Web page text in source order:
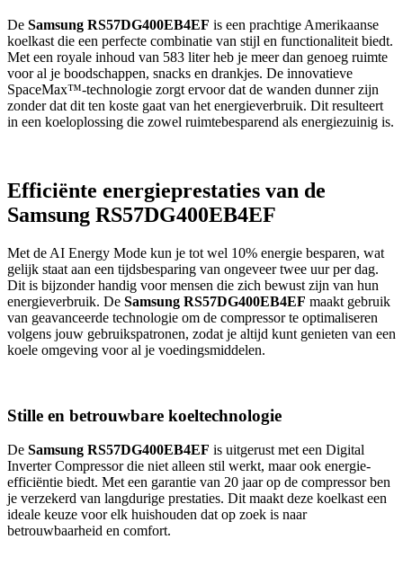
De Samsung RS57DG400EB4EF is een prachtige Amerikaanse
koelkast die een perfecte combinatie van stijl en functionaliteit biedt.
Met een royale inhoud van 583 liter heb je meer dan genoeg ruimte
voor al je boodschappen, snacks en drankjes. De innovatieve
SpaceMax™-technologie zorgt ervoor dat de wanden dunner zijn
zonder dat dit ten koste gaat van het energieverbruik. Dit resulteert
in een koeloplossing die zowel ruimtebesparend als energiezuinig is.
Efficiënte energieprestaties van de
Samsung RS57DG400EB4EF
Met de AI Energy Mode kun je tot wel 10% energie besparen, wat
gelijk staat aan een tijdsbesparing van ongeveer twee uur per dag.
Dit is bijzonder handig voor mensen die zich bewust zijn van hun
energieverbruik. De Samsung RS57DG400EB4EF maakt gebruik
van geavanceerde technologie om de compressor te optimaliseren
volgens jouw gebruikspatronen, zodat je altijd kunt genieten van een
koele omgeving voor al je voedingsmiddelen.
Stille en betrouwbare koeltechnologie
De Samsung RS57DG400EB4EF is uitgerust met een Digital
Inverter Compressor die niet alleen stil werkt, maar ook energie-
efficiëntie biedt. Met een garantie van 20 jaar op de compressor ben
je verzekerd van langdurige prestaties. Dit maakt deze koelkast een
ideale keuze voor elk huishouden dat op zoek is naar
betrouwbaarheid en comfort.